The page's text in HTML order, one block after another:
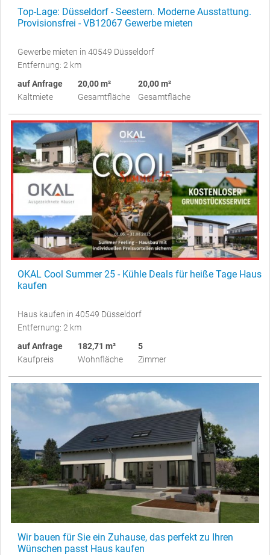
Top-Lage: Düsseldorf - Seestern. Moderne Ausstattung.
Provisionsfrei - VB12067 Gewerbe mieten
Gewerbe mieten in 40549 Düsseldorf
Entfernung: 2 km
auf Anfrage
Kaltmiete
20,00 m²
Gesamtfläche
20,00 m²
Gesamtfläche
OKAL Cool Summer 25 - Kühle Deals für heiße Tage Haus
kaufen
Haus kaufen in 40549 Düsseldorf
Entfernung: 2 km
auf Anfrage
Kaufpreis
182,71 m²
Wohnfläche
5
Zimmer
Wir bauen für Sie ein Zuhause, das perfekt zu Ihren
Wünschen passt Haus kaufen